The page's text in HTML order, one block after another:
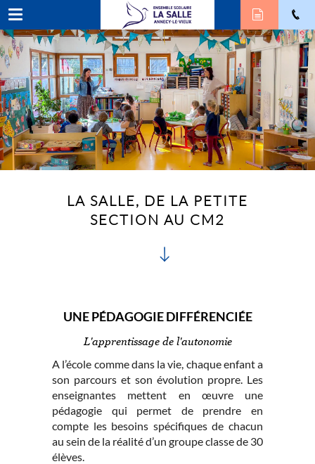
LA SALLE, DE LA PETITE
SECTION AU CM2
UNE PÉDAGOGIE DIFFÉRENCIÉE
L'apprentissage de l'autonomie
A l’école comme dans la vie, chaque enfant a
son parcours et son évolution propre. Les
enseignantes mettent en œuvre une
pédagogie qui permet de prendre en
compte les besoins spécifiques de chacun
au sein de la réalité d’un groupe classe de 30
élèves.